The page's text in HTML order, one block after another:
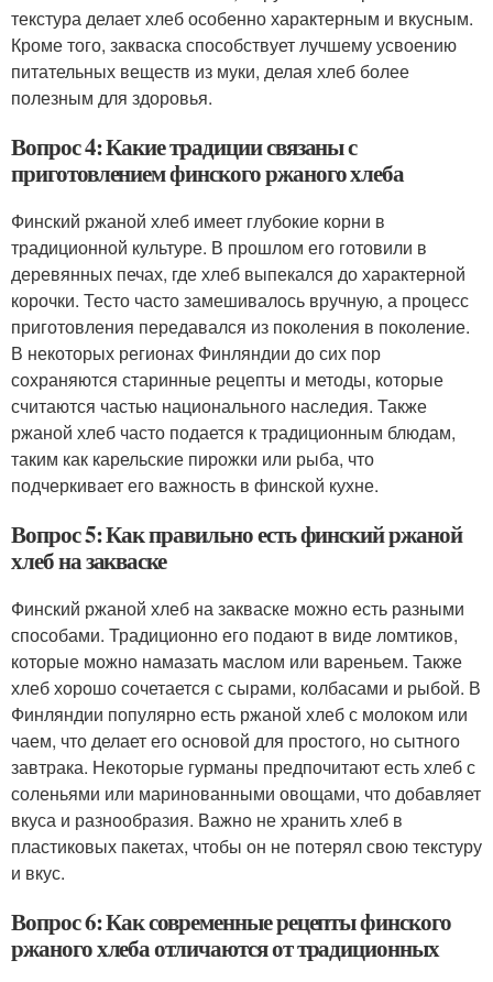
текстура делает хлеб особенно характерным и вкусным.
Кроме того, закваска способствует лучшему усвоению
питательных веществ из муки, делая хлеб более
полезным для здоровья.
Вопрос 4: Какие традиции связаны с
приготовлением финского ржаного хлеба
Финский ржаной хлеб имеет глубокие корни в
традиционной культуре. В прошлом его готовили в
деревянных печах, где хлеб выпекался до характерной
корочки. Тесто часто замешивалось вручную, а процесс
приготовления передавался из поколения в поколение.
В некоторых регионах Финляндии до сих пор
сохраняются старинные рецепты и методы, которые
считаются частью национального наследия. Также
ржаной хлеб часто подается к традиционным блюдам,
таким как карельские пирожки или рыба, что
подчеркивает его важность в финской кухне.
Вопрос 5: Как правильно есть финский ржаной
хлеб на закваске
Финский ржаной хлеб на закваске можно есть разными
способами. Традиционно его подают в виде ломтиков,
которые можно намазать маслом или вареньем. Также
хлеб хорошо сочетается с сырами, колбасами и рыбой. В
Финляндии популярно есть ржаной хлеб с молоком или
чаем, что делает его основой для простого, но сытного
завтрака. Некоторые гурманы предпочитают есть хлеб с
соленьями или маринованными овощами, что добавляет
вкуса и разнообразия. Важно не хранить хлеб в
пластиковых пакетах, чтобы он не потерял свою текстуру
и вкус.
Вопрос 6: Как современные рецепты финского
ржаного хлеба отличаются от традиционных